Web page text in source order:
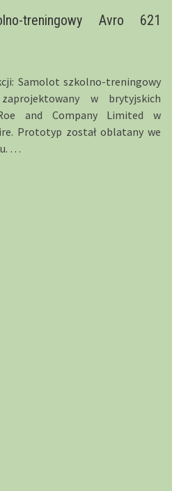
treningowy Avro 621
Samolot szkolno-treningowy
w brytyjskich
Roe and Company Limited w
Prototyp został oblatany we
…